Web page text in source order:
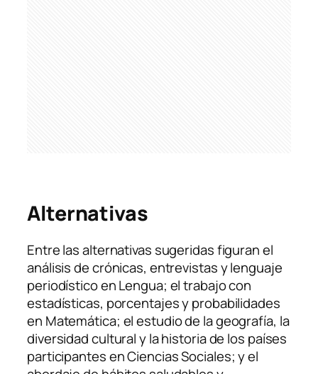
Alternativas
Entre las alternativas sugeridas figuran el
análisis de crónicas, entrevistas y lenguaje
periodístico en Lengua; el trabajo con
estadísticas, porcentajes y probabilidades
en Matemática; el estudio de la geografía, la
diversidad cultural y la historia de los países
participantes en Ciencias Sociales; y el